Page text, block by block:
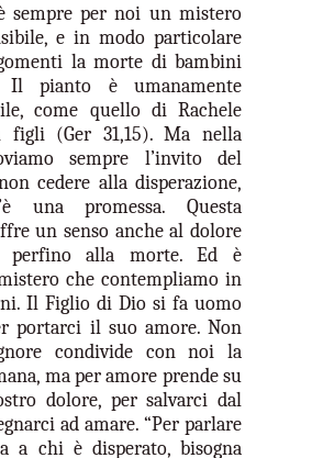
sempre per noi un mistero
e in modo particolare
la morte di bambini
Il pianto è umanamente
come quello di Rachele
(Ger 31,15). Ma nella
sempre l’invito del
cedere alla disperazione,
una promessa. Questa
un senso anche al dolore
perfino alla morte. Ed è
che contempliamo in
Il Figlio di Dio si fa uomo
portarci il suo amore. Non
condivide con noi la
ma per amore prende su
dolore, per salvarci dal
ad amare. “Per parlare
a chi è disperato, bisogna